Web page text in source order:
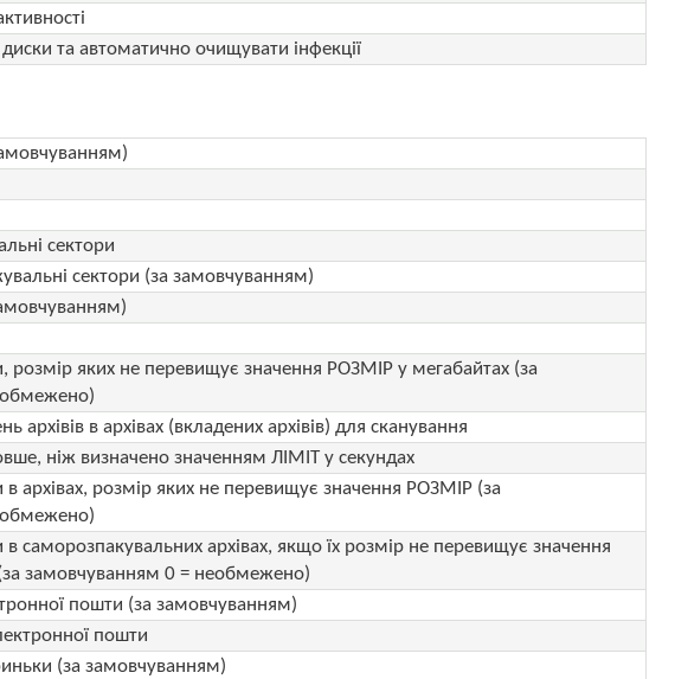
диски та автоматично очищувати інфекції
сектори
сектори (за замовчуванням)
розмір яких не перевищує значення РОЗМІР у мегабайтах (за
архівів в архівах (вкладених архівів) для сканування
ніж визначено значенням ЛІМІТ у секундах
архівах, розмір яких не перевищує значення РОЗМІР (за
саморозпакувальних архівах, якщо їх розмір не перевищує значення
замовчуванням 0 = необмежено)
пошти (за замовчуванням)
пошти
(за замовчуванням)